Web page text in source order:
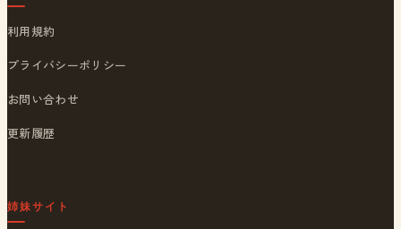
利用規約
プライバシーポリシー
お問い合わせ
更新履歴
姉妹サイト